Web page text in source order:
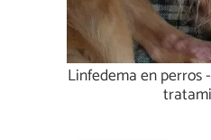
Linfedema en perros